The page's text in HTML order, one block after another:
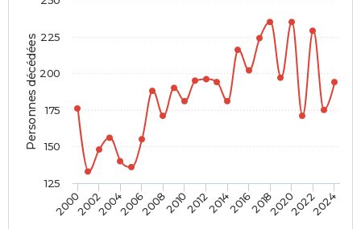
Personnes décédées
2000200220042006200820102012201420162018202020222024
125
150
175
200
225